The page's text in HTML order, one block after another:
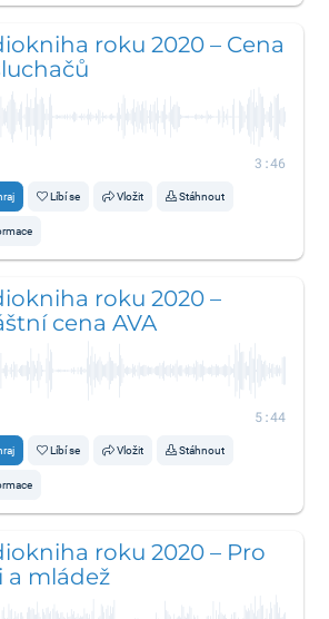
roku 2020 – Cena
3:46
Líbí se Vložit Stáhnout
roku 2020 –
cena AVA
5:44
Líbí se Vložit Stáhnout
roku 2020 – Pro
a mládež